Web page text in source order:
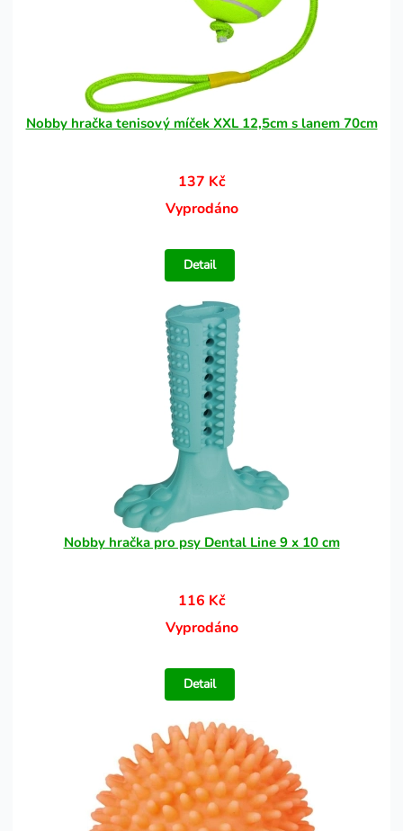
Nobby hračka tenisový míček XXL 12,5cm s lanem 70cm
137 Kč
Vyprodáno
Detail
Nobby hračka pro psy Dental Line 9 x 10 cm
116 Kč
Vyprodáno
Detail